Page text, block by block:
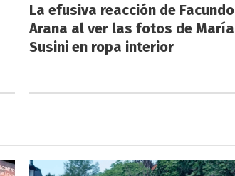
La efusiva reacción de Facundo
Arana al ver las fotos de María
Susini en ropa interior